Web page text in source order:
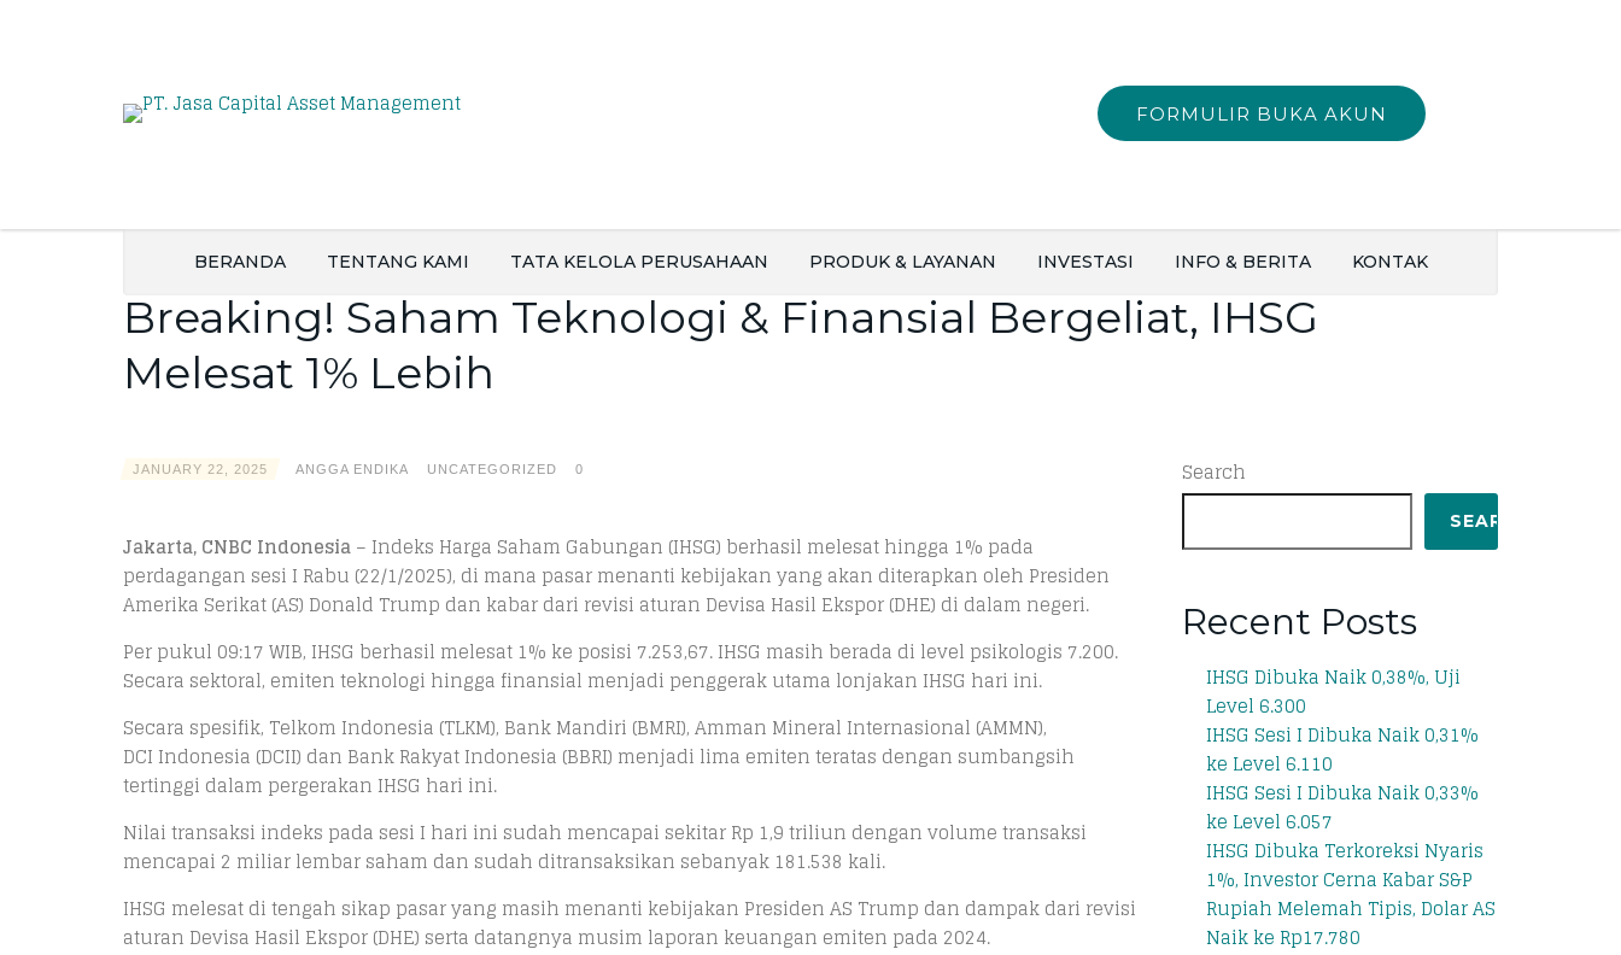
FORMULIR BUKA AKUN
BERANDA TENTANG KAMI TATA KELOLA PERUSAHAAN PRODUK & LAYANAN INVESTASI INFO & BERITA KONTAK
Breaking! Saham Teknologi & Finansial Bergeliat, IHSG
Melesat 1% Lebih
JANUARY 22, 2025 ANGGA ENDIKA UNCATEGORIZED 0
Jakarta, CNBC Indonesia– Indeks Harga Saham Gabungan (IHSG) berhasil melesat hingga 1% pada
perdagangan sesi I Rabu (22/1/2025), di mana pasar menanti kebijakan yang akan diterapkan oleh Presiden
Amerika Serikat (AS) Donald Trump dan kabar dari revisi aturan Devisa Hasil Ekspor (DHE) di dalam negeri.
Per pukul 09:17 WIB, IHSG berhasil melesat 1% ke posisi 7.253,67. IHSG masih berada di level psikologis 7.200.
Secara sektoral, emiten teknologi hingga finansial menjadi penggerak utama lonjakan IHSG hari ini.
Secara spesifik, Telkom Indonesia (TLKM), Bank Mandiri (BMRI), Amman Mineral Internasional (AMMN),
DCI Indonesia (DCII) dan Bank Rakyat Indonesia (BBRI) menjadi lima emiten teratas dengan sumbangsih
tertinggi dalam pergerakan IHSG hari ini.
Nilai transaksi indeks pada sesi I hari ini sudah mencapai sekitar Rp 1,9 triliun dengan volume transaksi
mencapai 2 miliar lembar saham dan sudah ditransaksikan sebanyak 181.538 kali.
IHSG melesat di tengah sikap pasar yang masih menanti kebijakan Presiden AS Trump dan dampak dari revisi
aturan Devisa Hasil Ekspor (DHE) serta datangnya musim laporan keuangan emiten pada 2024.
Search
SEARCH
Recent Posts
IHSG Dibuka Naik 0,38%, Uji
Level 6.300
IHSG Sesi I Dibuka Naik 0,31%
ke Level 6.110
IHSG Sesi I Dibuka Naik 0,33%
ke Level 6.057
IHSG Dibuka Terkoreksi Nyaris
1%, Investor Cerna Kabar S&P
Rupiah Melemah Tipis, Dolar AS
Naik ke Rp17.780